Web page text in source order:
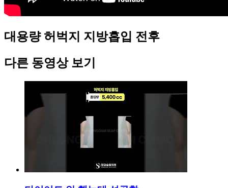
대용량 허벅지 지방흡입 전후
다른 동영상 보기